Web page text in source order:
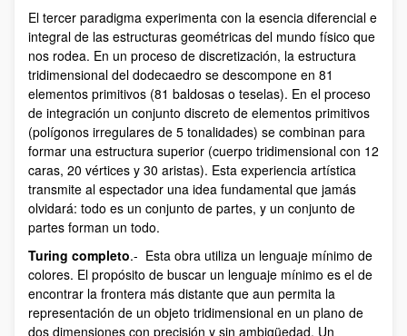
El tercer paradigma experimenta con la esencia diferencial e
integral de las estructuras geométricas del mundo físico que
nos rodea. En un proceso de discretización, la estructura
tridimensional del dodecaedro se descompone en 81
elementos primitivos (81 baldosas o teselas). En el proceso
de integración un conjunto discreto de elementos primitivos
(polígonos irregulares de 5 tonalidades) se combinan para
formar una estructura superior (cuerpo tridimensional con 12
caras, 20 vértices y 30 aristas). Esta experiencia artística
transmite al espectador una idea fundamental que jamás
olvidará: todo es un conjunto de partes, y un conjunto de
partes forman un todo.
Turing completo.- Esta obra utiliza un lenguaje mínimo de
colores. El propósito de buscar un lenguaje mínimo es el de
encontrar la frontera más distante que aun permita la
representación de un objeto tridimensional en un plano de
dos dimensiones con precisión y sin ambigüedad. Un